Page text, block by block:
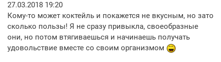
27.03.2018 19:20
Кому-то может коктейль и покажется не вкусным, но зато
сколько пользы! Я не сразу привыкла, своеобразные
они, но потом втягиваешься и начинаешь получать
удовольствие вместе со своим организмом